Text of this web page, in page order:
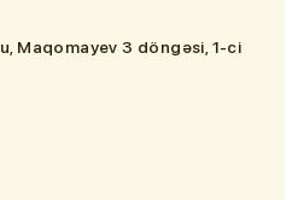
Maqomayev 3 döngəsi, 1-ci